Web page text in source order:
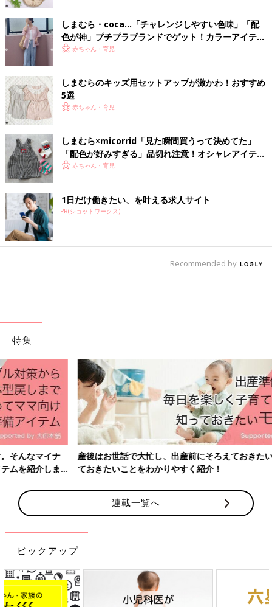
出典：Instagramアカウント「e.h.y_30」
harumamaさんはこちらのロゴTを2枚購入（各979円）。以前か
う。サラッとした触り心地の楊柳（ようりゅう）生地で、大人っ
ぽい印象ですね。着心地も良さそうです！
オシャレなルームウェア！
出典：Instagramアカウント「___ohana._」
___ohana._さんはこちらのさくらんぼ柄のルームウェアをゲッ
ト。トップスのチュールがとっても可愛らしいですね。写真には
ないのですが、実はもう一枚トップスが付いているとのこと。こ
のキュートさならお子さんも毎日着たくなっちゃいますよね。
生地の加工がオシャレな白トップス！
しまむら・coca…「チャレンジしやすい色味」「配
色が神」プチプラブランドでゲット！カラーアイテム
4選赤ちゃん・育児
しまむらのキッズ用セットアップが激かわ！おすすめ
5選
赤ちゃん・育児
しまむら×micorrid「見た瞬間買うって決めてた」
「配色が好みすぎる」品切れ注意！オシャレアイテム
4選赤ちゃん・育児
1日だけ働きたい、を叶える求人サイト
PR(ショットワークス)
Recommended by
特集
産後はお世話で大忙し、出産前にそろえておきたいアイテム、知っ
ておきたいことをわかりやすく紹介！
連載一覧へ
ピックアップ